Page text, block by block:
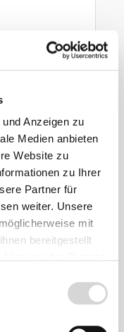
Anzeigen zu
Medien anbieten
Website zu
zu Ihrer
Partner für
weiter. Unsere
mit
bereitgestellt